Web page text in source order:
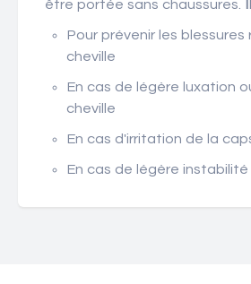
être portée sans chaussures.
Pour prévenir les
cheville
En cas de légère luxation
cheville
En cas d'irritation de la
En cas de légère instabilité